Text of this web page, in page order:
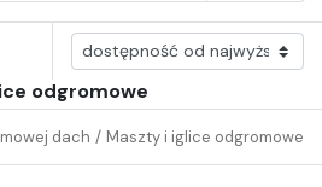
odgromowe
Maszty i iglice odgromowe
/
dach